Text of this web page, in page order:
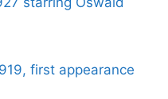
first appearance